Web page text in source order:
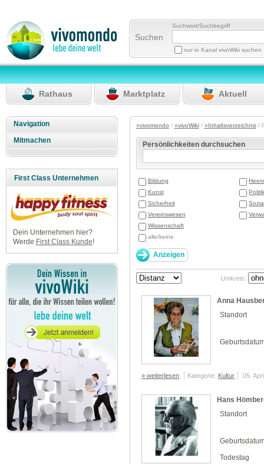
Suchen
Suchwort/Suchbegriff
nur in Kanal vivoWiki suchen
Rathaus Marktplatz Aktuell
Navigation
Mitmachen
First Class Unternehmen
Dein Unternehmen hier?
Werde First Class Kunde!
»vivomondo / »vivoWiki/ »Inhaltsverzeichnis/
Persönlichkeiten durchsuchen
Bildung
Kunst
Sicherheit
Vereinswesen
Wissenschaft
alle/keine
Umkreis:
Anna
Standort
» weiterlesen Kategorie: Kultur 05.
Hans
Standort
Todestag